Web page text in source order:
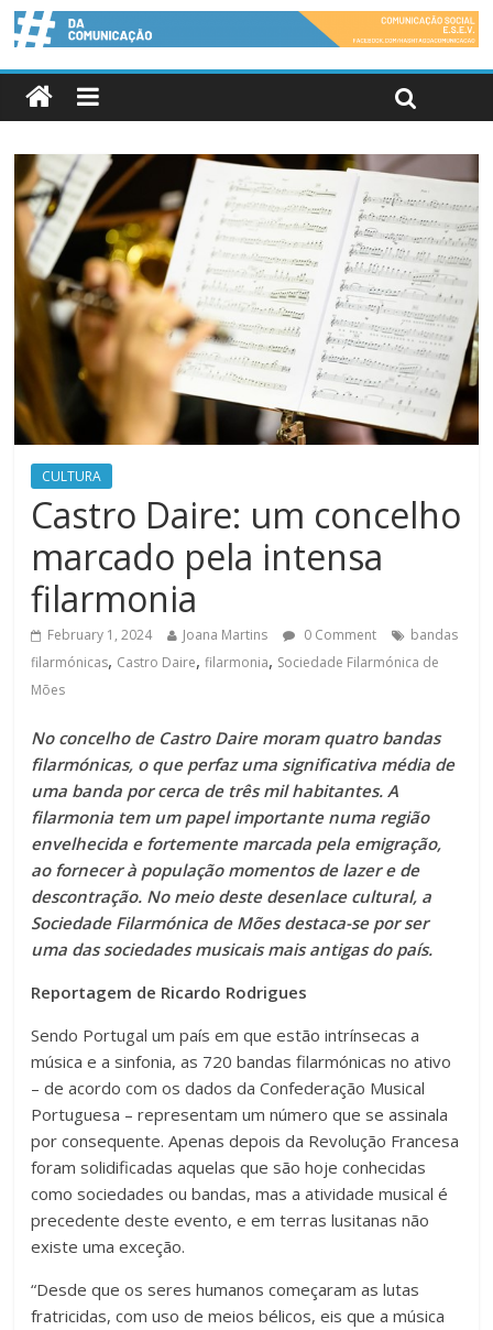
CULTURA
Castro Daire: um concelho
marcado pela intensa
filarmonia
February 1, 2024 Joana Martins 0 Comment
bandas
filarmónicas, Castro Daire,filarmonia, Sociedade Filarmónica de
Mões
No concelho de Castro Daire moram quatro bandas
filarmónicas, o que perfaz uma significativa média de
uma banda por cerca de três mil habitantes. A
filarmonia tem um papel importante numa região
envelhecida e fortemente marcada pela emigração,
ao fornecer à população momentos de lazer e de
descontração. No meio deste desenlace cultural, a
Sociedade Filarmónica de Mões destaca-se por ser
uma das sociedades musicais mais antigas do país.
Reportagem de Ricardo Rodrigues
Sendo Portugal um país em que estão intrínsecas a
música e a sinfonia, as 720 bandas filarmónicas no ativo
– de acordo com os dados da Confederação Musical
Portuguesa – representam um número que se assinala
por consequente. Apenas depois da Revolução Francesa
foram solidificadas aquelas que são hoje conhecidas
como sociedades ou bandas, mas a atividade musical é
precedente deste evento, e em terras lusitanas não
existe uma exceção.
“Desde que os seres humanos começaram as lutas
fratricidas, com uso de meios bélicos, eis que a música